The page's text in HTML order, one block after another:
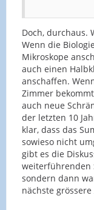
Doch, durchaus.
Wenn die
Mikroskope
auch einen
anschaffen.
Zimmer
auch neue
der letzten 10
klar, dass das
sowieso nicht
gibt es die
weiterführenden
sondern dann
nächste